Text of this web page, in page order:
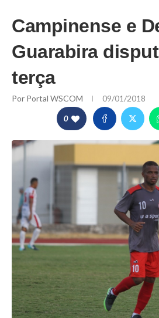
Campinense e
Guarabira
terça
Por Portal WSCOM 09/01/2018
0